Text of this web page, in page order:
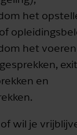
het
het
en
wil je